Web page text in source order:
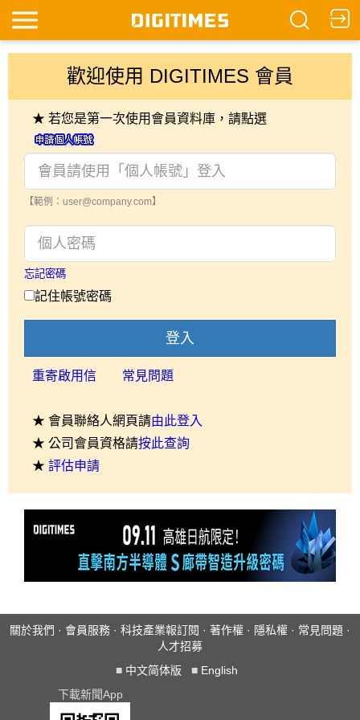
歡迎使用 DIGITIMES 會員
★ 若您是第一次使用會員資料庫，請點選
【範例：user@company.com】
忘記密碼
記住帳號密碼
登入
重寄啟用信 常見問題
★ 會員聯絡人網頁請由此登入
★ 公司會員資格請按此查詢
★ 評估申請
關於我們 · 會員服務 · 科技產業報訂閱 · 著作權 · 隱私權 · 常見問題 ·
人才招募
■ 中文简体版 ■ English
下載新聞App